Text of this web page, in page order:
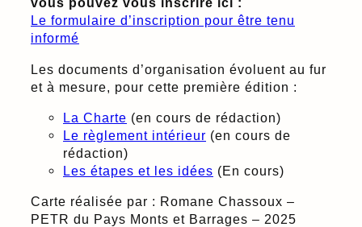
Le formulaire d’inscription pour être tenu
informé
Les documents d’organisation évoluent au fur
et à mesure, pour cette première édition :
La Charte (en cours de rédaction)
Le règlement intérieur (en cours de
rédaction)
Les étapes et les idées (En cours)
Carte réalisée par : Romane Chassoux –
PETR du Pays Monts et Barrages – 2025